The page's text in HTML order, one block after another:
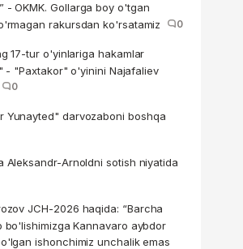
- OKMK. Gollarga boy o'tgan
rakursdan ko'rsatamiz
0
17-tur o'yinlariga hakamlar
- "Paxtakor" o'yinini Najafaliev
0
Yunayted" darvozaboni boshqa
Aleksandr-Arnoldni sotish niyatida
JCH-2026 haqida: “Barcha
Kannavaro aybdor
ishonchimiz unchalik emas